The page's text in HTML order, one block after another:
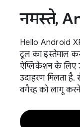
नमस्ते,
Hello Android
टूल का इस्तेमाल
ऐप्लिकेशन के लिए
उदाहरण मिलता है.
वगैरह को लागू